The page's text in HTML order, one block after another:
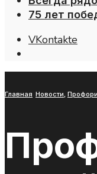
75 лет
VKontakte
Главная Новости,